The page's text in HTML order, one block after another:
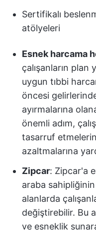
Sertifikalı
atölyeleri
Esnek harcama
çalışanların plan
uygun tıbbi
öncesi
ayırmalarına
önemli adım,
tasarruf
azaltmalarına
Zipcar: Zipcar'a
araba
alanlarda
değiştirebilir. Bu
ve esneklik